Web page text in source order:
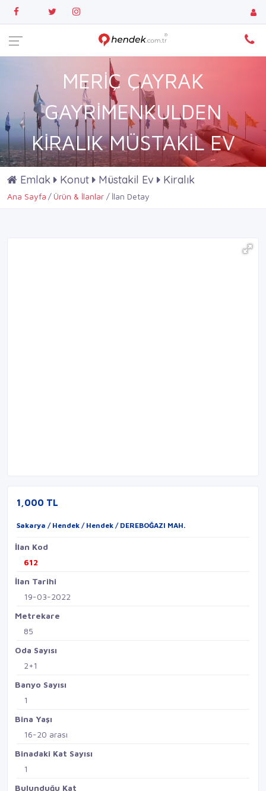
MERİÇ ÇAYRAK
GAYRİMENKULDEN
KİRALIK MÜSTAKİL EV
Emlak Konut Müstakil Ev Kiralık
Ana Sayfa Ürün & İlanlar İlan Detay
1,000 TL
Sakarya / Hendek / Hendek / DEREBOĞAZI MAH.
İlan Kod
612
İlan Tarihi
19-03-2022
Metrekare
85
Oda Sayısı
2+1
Banyo Sayısı
1
Bina Yaşı
16-20 arası
Binadaki Kat Sayısı
1
Bulunduğu Kat